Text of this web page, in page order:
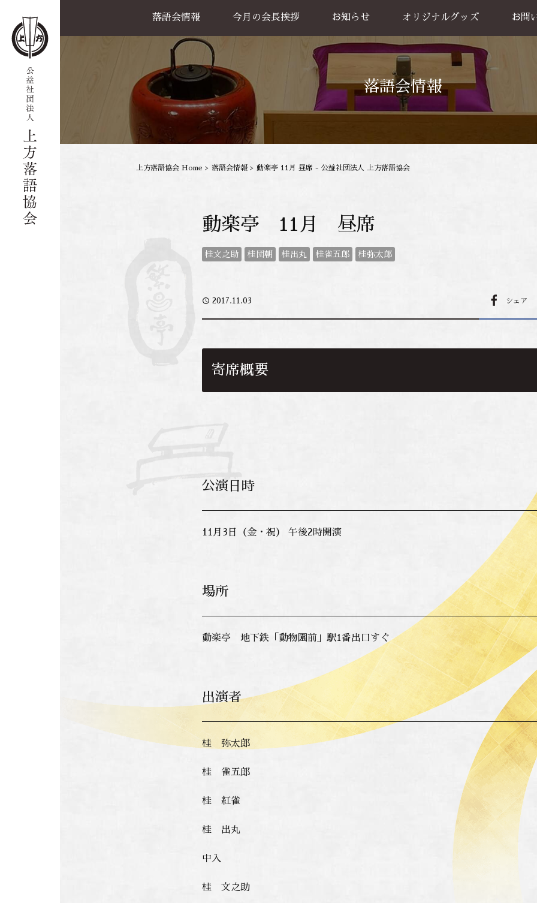
落語会情報
公演一覧
天満天神繁昌亭
喜楽館
島之内寄席
協力事業
今月の会長挨拶 お知らせ オリジナルグッズ
グッズ販売
お買い物方法
お問
落語会情報
上方落語協会 Home > 落語会情報 > 動楽亭 11月 昼席 - 公益社団法人 上方落語協会
動楽亭 11月 昼席
桂文之助 桂団朝 桂出丸 桂雀五郎 桂弥太郎
access_time 2017.11.03 シェア
寄席概要
公演日時
11月3日（金・祝） 午後2時開演
場所
動楽亭 地下鉄「動物園前」駅1番出口すぐ
出演者
桂 弥太郎
桂 雀五郎
桂 紅雀
桂 出丸
中入
桂 文之助